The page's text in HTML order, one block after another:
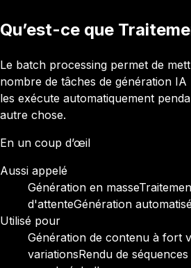
Qu’est-ce que
Le batch processing permet de
nombre de tâches de génération
les exécute automatiquement
autre chose.
En un coup d’œil
Aussi appelé
Génération en masse
d'attenteGénération
Utilisé pour
Génération de contenu à fort
variationsRendu de